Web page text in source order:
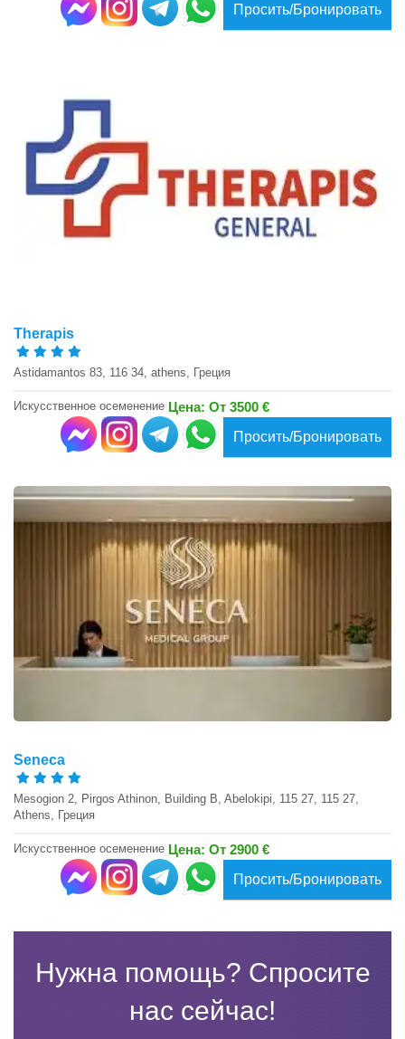
Просить/Бронировать
Therapis
Astidamantos 83, 116 34, athens, Греция
Искусственное осеменение Цена: От 3500 €
Просить/Бронировать
Seneca
Mesogion 2, Pirgos Athinon, Building B, Abelokipi, 115 27, 115 27,
Athens, Греция
Искусственное осеменение Цена: От 2900 €
Просить/Бронировать
Нужна помощь? Спросите
нас сейчас!